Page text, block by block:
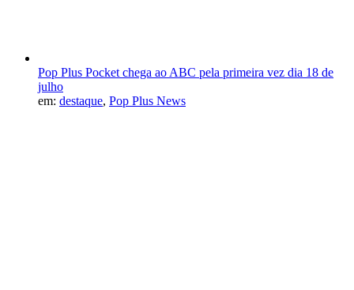
Pop Plus Pocket chega ao ABC pela primeira vez dia 18 de
julho
em: destaque, Pop Plus News